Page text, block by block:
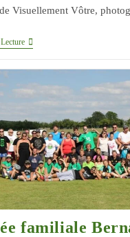
Visuellement Vôtre,
familiale